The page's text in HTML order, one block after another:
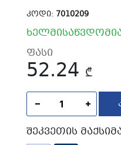
ᲙᲝᲓᲘ: 7010209
ფასი
52.24 ₾
ᲨᲔᲙᲕᲔᲗᲘᲡ